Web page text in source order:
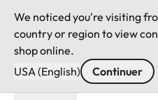
We noticed you're visiting
country or region to view
shop online.
USA (English)
Continuer